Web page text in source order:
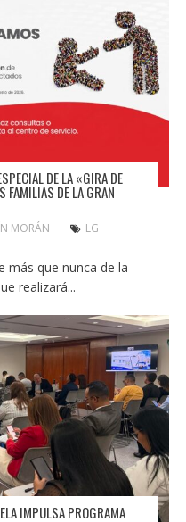
DE LA «GIRA DE
FAMILIAS DE LA GRAN
MORÁN
LG
más que nunca de la
realizará...
IMPULSA PROGRAMA